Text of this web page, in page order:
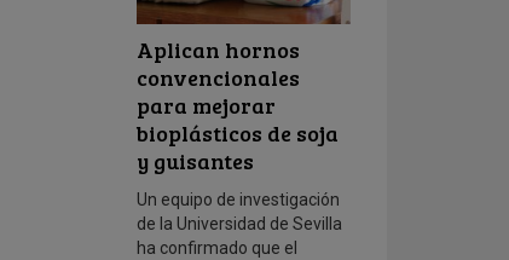
Aplican hornos
convencionales
para mejorar
bioplásticos de soja
y guisantes
Un equipo de investigación
de la Universidad de Sevilla
ha confirmado que el